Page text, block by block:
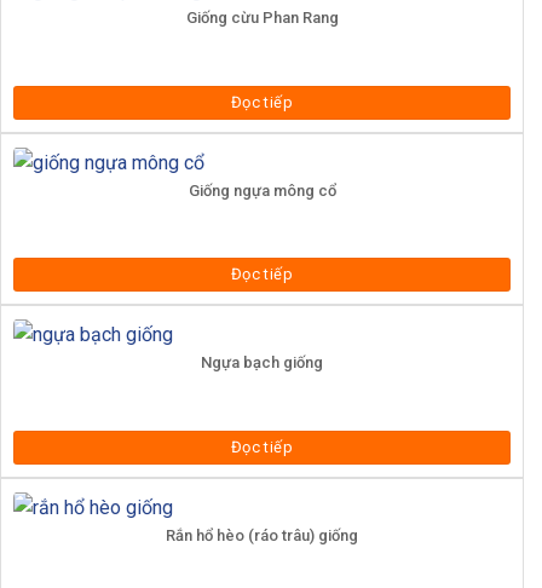
Giống cừu Phan Rang
Đọc tiếp
Giống ngựa mông cổ
Đọc tiếp
Ngựa bạch giống
Đọc tiếp
Rắn hổ hèo (ráo trâu) giống